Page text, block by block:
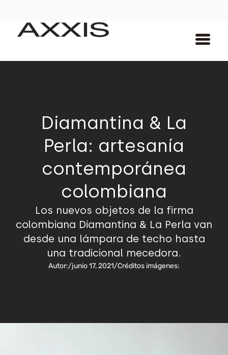
Diamantina & La
Perla: artesanía
contemporánea
colombiana
Los nuevos objetos de la firma
colombiana Diamantina & La Perla van
desde una lámpara de techo hasta
una tradicional mecedora.
Autor:/junio 17, 2021/Créditos imágenes: